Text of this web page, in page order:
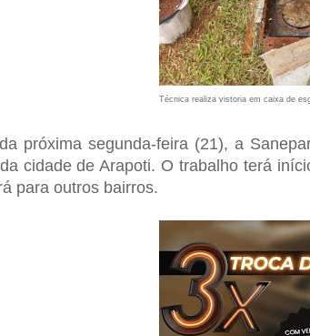
Técnica realiza vistoria em caixa de
próxima segunda-feira (21), a
cidade de Arapoti. O trabalho terá
para outros bairros.